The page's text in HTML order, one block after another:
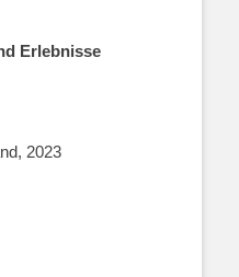
Erlebnisse
2023